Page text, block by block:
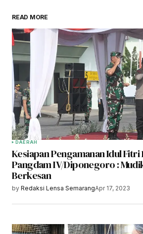
READ MORE
DAERAH
Kesiapan Pengamanan Idul Fitri
Pangdam IV/Diponegoro :
Berkesan
by Redaksi Lensa SemarangApr 17, 2023